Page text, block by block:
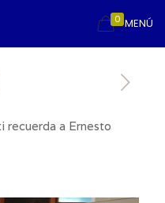
MENÚ
0
recuerda a Ernesto